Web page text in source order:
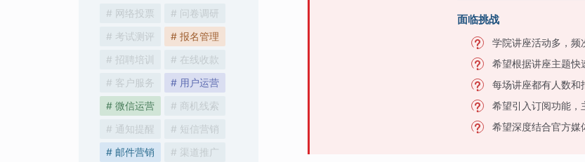
# 网络投票
# 问卷调研
# 考试测评
# 报名管理
# 招聘培训
# 在线收款
# 客户服务
# 用户运营
# 微信运营
# 商机线索
# 通知提醒
# 短信营销
# 邮件营销
# 渠道推广
面临挑战
学院讲座活动多，频
希望根据讲座主题快
每场讲座都有人数和
希望引入订阅功能，
希望深度结合官方媒